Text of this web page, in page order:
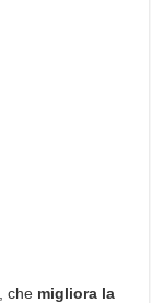
, che migliora la